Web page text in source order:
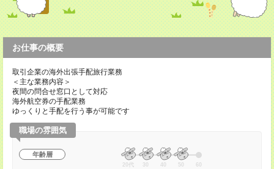
お仕事の概要
取引企業の海外出張手配旅行業務
＜主な業務内容＞
夜間の問合せ窓口として対応
海外航空券の手配業務
ゆっくりと手配を行う事が可能です
職場の雰囲気
年齢層
20代 30 40 50 60